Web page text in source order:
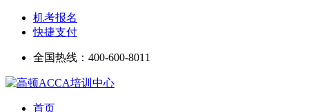
机考报名
快捷支付
全国热线： 400-600-8011
首页